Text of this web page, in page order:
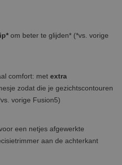
om beter te glijden* (*vs. vorige
comfort: met extra
zodat die je gezichtscontouren
vorige Fusion5)
een netjes afgewerkte
aan de achterkant